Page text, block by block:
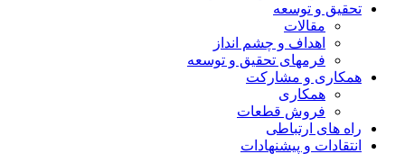
تحقيق و توسعه
مقالات
اهداف و چشم انداز
فرمهای تحقیق و توسعه
همکاری و مشارکت
همکاری
فروش قطعات
راه های ارتباطی
انتقادات و پيشنهادات